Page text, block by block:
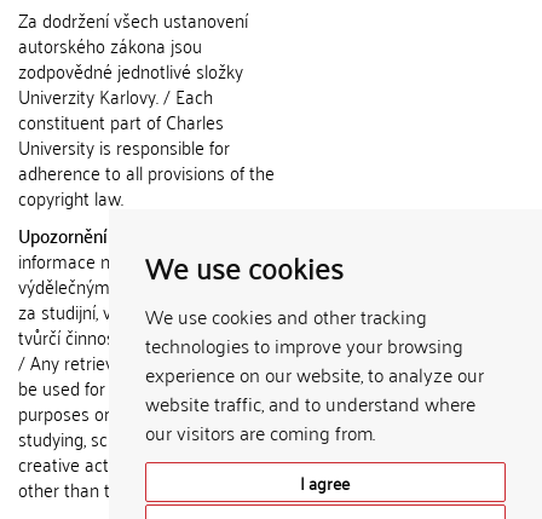
We use cookies
We use cookies and other tracking
technologies to improve your browsing
experience on our website, to analyze our
website traffic, and to understand where
our visitors are coming from.
I agree
Za dodržení všech ustanovení
autorského zákona jsou
zodpovědné jednotlivé složky
Univerzity Karlovy. / Each
constituent part of Charles
University is responsible for
adherence to all provisions of the
copyright law.
Upozornění / Notice:
informace nemohou být použity k
výdělečným účelům nebo vydávány
za studijní, vědeckou nebo jinou
tvůrčí činnost jiné osoby než autora.
/ Any retrieved information shall not
be used for any commercial
purposes or claimed as results of
studying, scientific or any other
creative activities of any person
other than the author.